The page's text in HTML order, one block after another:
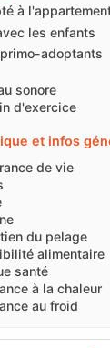
à
les enfants
adoptants
sonore
d'exercice
et infos
de vie
du pelage
alimentaire
santé
à la chaleur
au froid